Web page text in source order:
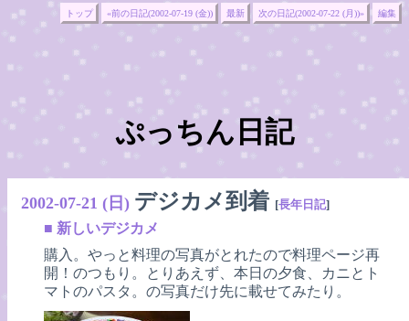
トップ «前の日記(2002-07-19 (金)) 最新 次の日記(2002-07-22 (月))» 編集
ぷっちん日記
2002-07-21 (日) デジカメ到着 [長年日記]
■ 新しいデジカメ
購入。やっと料理の写真がとれたので料理ページ再
開！のつもり。とりあえず、本日の夕食、カニとト
マトのパスタ。の写真だけ先に載せてみたり。